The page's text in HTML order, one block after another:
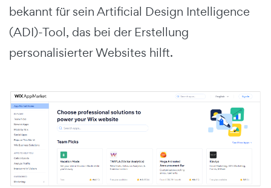
bekannt für sein Artificial Design Intelligence
(ADI)-Tool, das bei der Erstellung
personalisierter Websites hilft.